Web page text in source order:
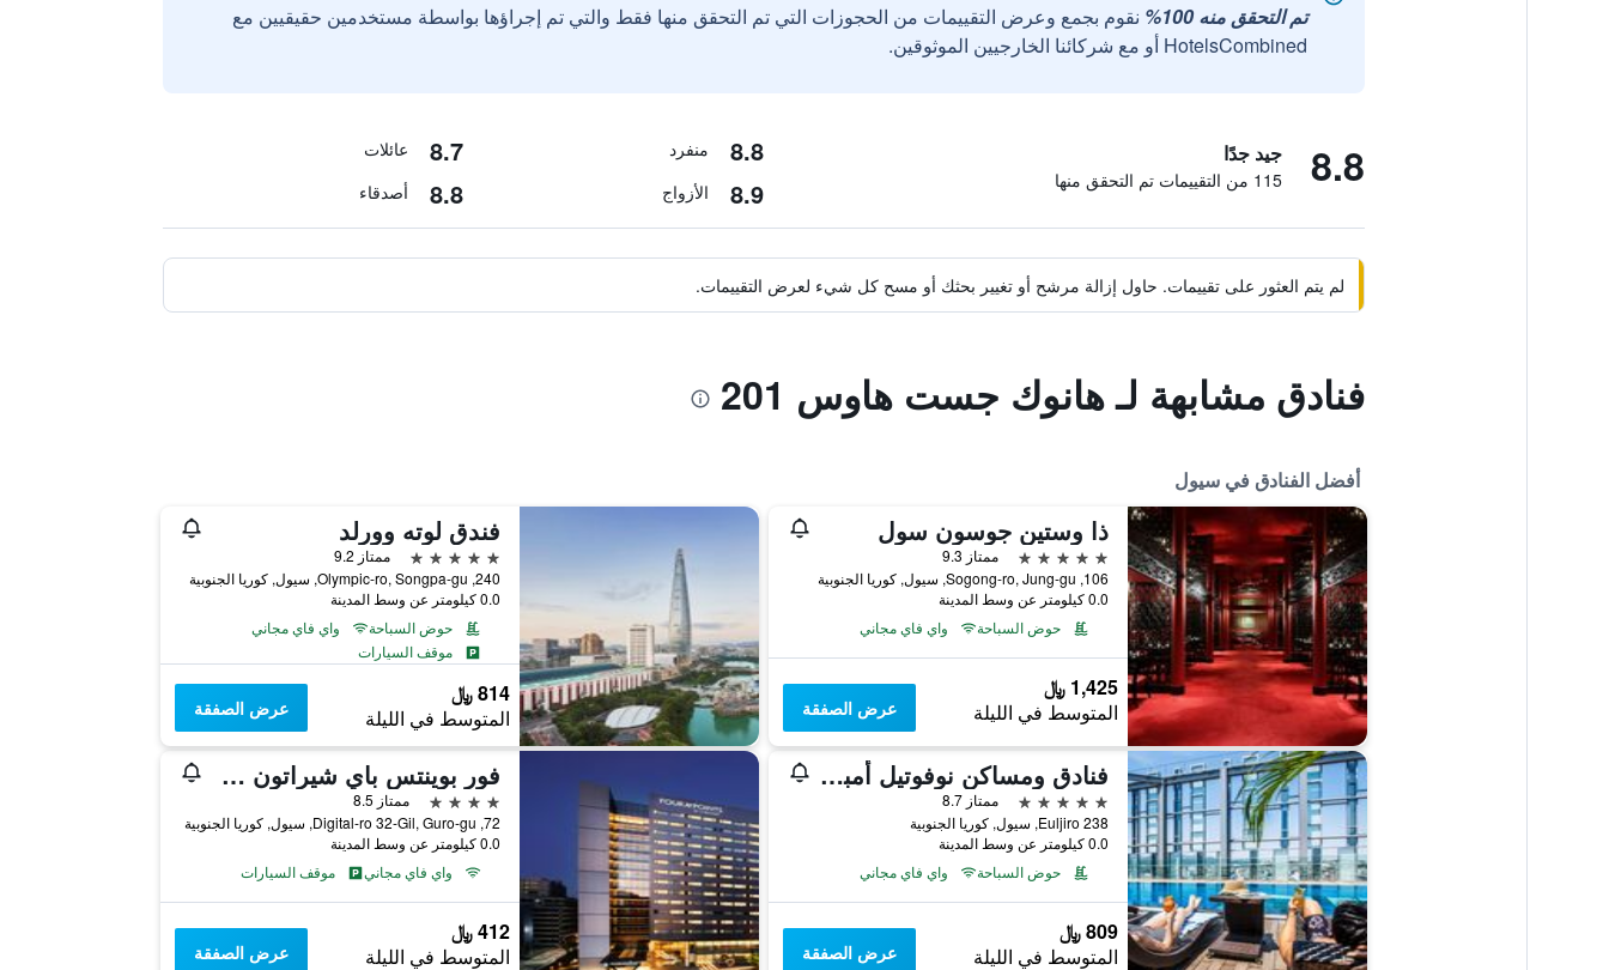
تم التحقق منه 100%
نقوم بجمع وعرض التقييمات من الحجوزات التي تم التحقق منها فقط والتي تم إجراؤها بواسطة مستخدمين حقيقيين مع
HotelsCombined أو مع شركائنا الخارجيين الموثوقين.
8.8 جيد جدًا
115 من التقييمات تم التحقق منها
8.8 منفرد 8.7 عائلات
8.9 الأزواج 8.8 أصدقاء
لم يتم العثور على تقييمات. حاول إزالة مرشح أو تغيير بحثك أو مسح كل شيء لعرض التقييمات.
فنادق مشابهة لـ هانوك جست هاوس 201
أفضل الفنادق في سيول
ذا وستين جوسون سول
5 نجوم
ممتاز 9.3
106, Sogong-ro, Jung-gu, سيول, كوريا الجنوبية
0.0 كيلومتر عن وسط المدينة
حوض السباحة
واي فاي مجاني
1,425 ﷼
المتوسط في الليلة عرض الصفقة
فندق لوته وورلد
5 نجوم
ممتاز 9.2
240, Olympic-ro, Songpa-gu, سيول, كوريا الجنوبية
0.0 كيلومتر عن وسط المدينة
حوض السباحة
واي فاي مجاني
موقف السيارات
814 ﷼
المتوسط في الليلة عرض الصفقة
فنادق ومساكن نوفوتيل أمباسادور سيول دونغديمون
5 نجوم
ممتاز 8.7
238 Euljiro, سيول, كوريا الجنوبية
0.0 كيلومتر عن وسط المدينة
حوض السباحة
واي فاي مجاني
809 ﷼
المتوسط في الليلة عرض الصفقة
فور بوينتس باي شيراتون سول، جورو
4 نجوم
ممتاز 8.5
72, Digital-ro 32-Gil, Guro-gu, سيول, كوريا الجنوبية
0.0 كيلومتر عن وسط المدينة
واي فاي مجاني
موقف السيارات
412 ﷼
المتوسط في الليلة عرض الصفقة